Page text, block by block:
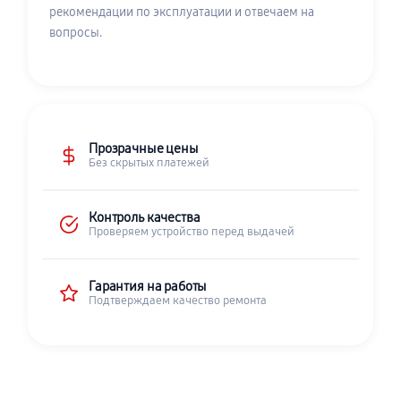
рекомендации по эксплуатации и отвечаем на
вопросы.
Прозрачные цены
Без скрытых платежей
Контроль качества
Проверяем устройство перед выдачей
Гарантия на работы
Подтверждаем качество ремонта